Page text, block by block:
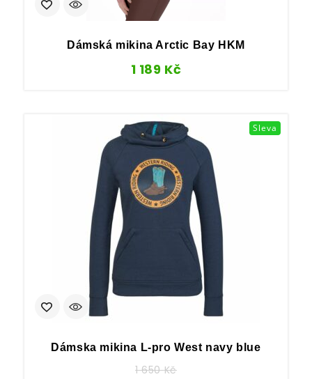
Dámská mikina Arctic Bay HKM
1 189 Kč
Sleva
Dámska mikina L-pro West navy blue
1 650Kč